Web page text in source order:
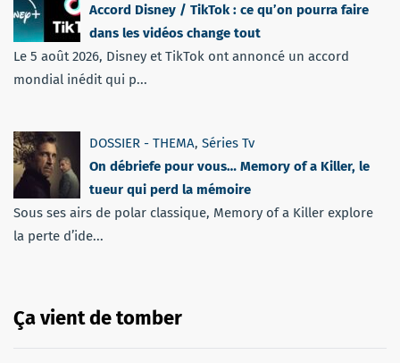
Accord Disney / TikTok : ce qu’on pourra faire
dans les vidéos change tout
Le 5 août 2026, Disney et TikTok ont annoncé un accord
mondial inédit qui p...
DOSSIER - THEMA, Séries Tv
On débriefe pour vous… Memory of a Killer, le
tueur qui perd la mémoire
Sous ses airs de polar classique, Memory of a Killer explore
la perte d’ide...
Ça vient de tomber